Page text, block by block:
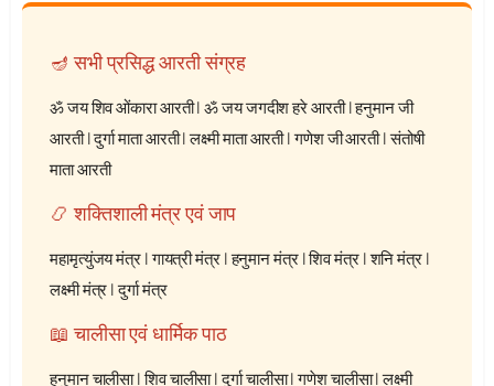
🪔 सभी प्रसिद्ध आरती संग्रह
ॐ जय शिव ओंकारा आरती|ॐ जय जगदीश हरे आरती|हनुमान जी
आरती|दुर्गा माता आरती|लक्ष्मी माता आरती|गणेश जी आरती|संतोषी
माता आरती
📿 शक्तिशाली मंत्र एवं जाप
महामृत्युंजय मंत्र|गायत्री मंत्र|हनुमान मंत्र|शिव मंत्र|शनि मंत्र|
लक्ष्मी मंत्र|दुर्गा मंत्र
📖 चालीसा एवं धार्मिक पाठ
हनुमान चालीसा|शिव चालीसा|दुर्गा चालीसा|गणेश चालीसा|लक्ष्मी